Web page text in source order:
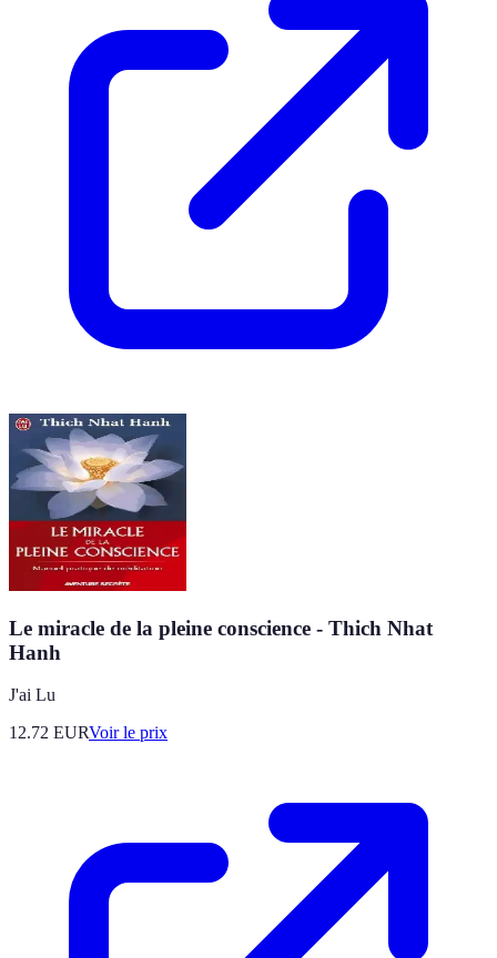
Le miracle de la pleine conscience - Thich Nhat
Hanh
J'ai Lu
12.72 EURVoir le prix